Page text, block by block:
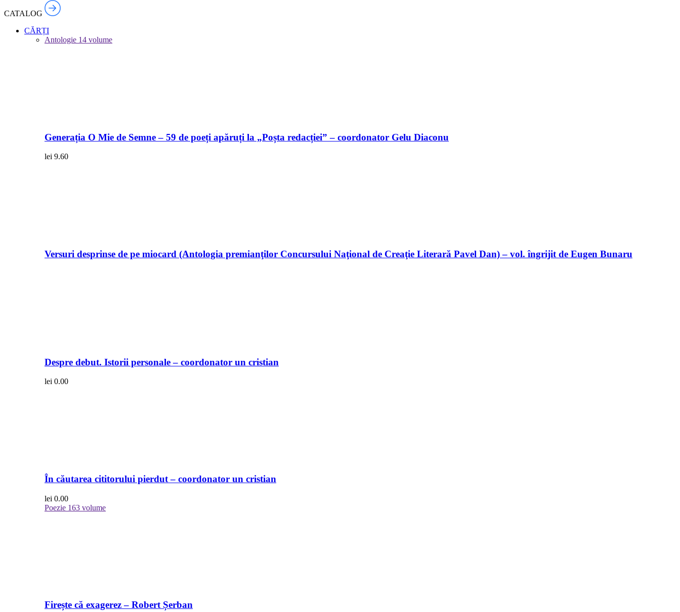
CATALOG
CĂRȚI
Antologie 14 volume
Generația O Mie de Semne – 59 de poeți apăruți la „Poșta redacției” – coordonator Gelu Diaconu
lei 9.60
Versuri desprinse de pe miocard (Antologia premianţilor Concursului Naţional de Creaţie Literară Pavel Dan) – vol. îngrijit de Eugen Bunaru
Despre debut. Istorii personale – coordonator un cristian
lei 0.00
În căutarea cititorului pierdut – coordonator un cristian
lei 0.00
Poezie 163 volume
Firește că exagerez – Robert Șerban